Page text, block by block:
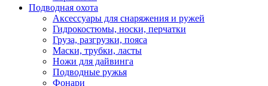
Подводная охота
Аксессуары для снаряжения и ружей
Гидрокостюмы, носки, перчатки
Груза, разгрузки, пояса
Маски, трубки, ласты
Ножи для дайвинга
Подводные ружья
Фонари